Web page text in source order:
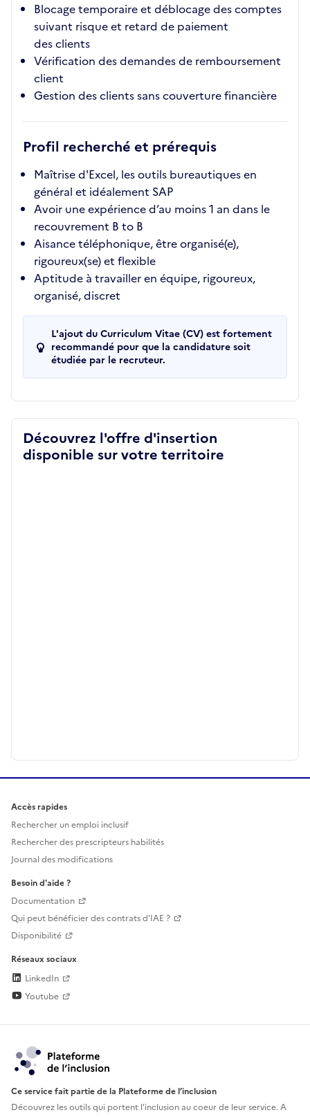
Blocage temporaire et déblocage des comptes
suivant risque et retard de paiement
des clients
Vérification des demandes de remboursement
client
Gestion des clients sans couverture financière
Profil recherché et prérequis
Maîtrise d'Excel, les outils bureautiques en
général et idéalement SAP
Avoir une expérience d’au moins 1 an dans le
recouvrement B to B
Aisance téléphonique, être organisé(e),
rigoureux(se) et flexible
Aptitude à travailler en équipe, rigoureux,
organisé, discret
L'ajout du Curriculum Vitae (CV) est fortement
recommandé pour que la candidature soit
étudiée par le recruteur.
Découvrez l'offre d'insertion
disponible sur votre territoire
Accès rapides
Rechercher un emploi inclusif
Rechercher des prescripteurs habilités
Journal des modifications
Besoin d'aide ?
Documentation
Qui peut bénéficier des contrats d'IAE ?
Disponibilité
Réseaux sociaux
LinkedIn
Youtube
Ce service fait partie de la Plateforme de l’inclusion
Découvrez les outils qui portent l'inclusion aucoeur de leur service. A